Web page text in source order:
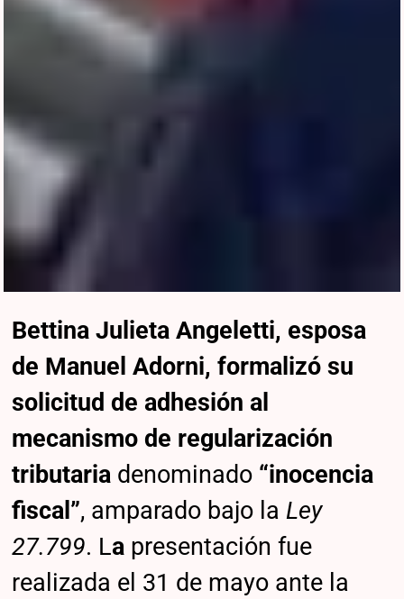
Bettina Julieta Angeletti, esposa
de Manuel Adorni, formalizó su
solicitud de adhesión al
mecanismo de regularización
tributaria denominado “inocencia
fiscal”, amparado bajo laLey
27.799. La presentación fue
realizada el 31 de mayo ante la